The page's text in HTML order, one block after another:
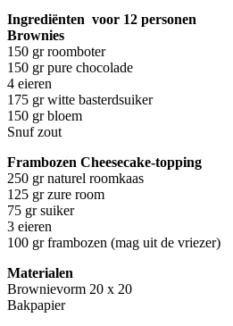
Ingrediënten voor 12 personen
Brownies
150 gr roomboter
150 gr pure chocolade
4 eieren
175 gr witte basterdsuiker
150 gr bloem
Snuf zout
Frambozen Cheesecake-topping
250 gr naturel roomkaas
125 gr zure room
75 gr suiker
3 eieren
100 gr frambozen (mag uit de vriezer)
Materialen
Brownievorm 20 x 20
Bakpapier